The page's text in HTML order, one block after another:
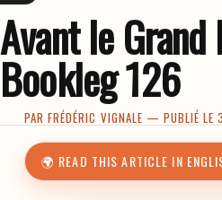
Avant le
Bookleg 126
PARFRÉDÉRIC VIGNALE — PUBLIÉ LE
🌍 READ THIS ARTICLE IN